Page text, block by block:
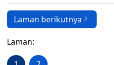
Laman berikutnya
Laman: